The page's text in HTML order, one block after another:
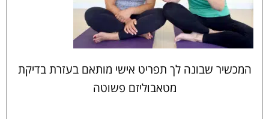
המכשיר שבונה לך תפריט אישי מותאם בעזרת בדיקת
מטאבוליזם פשוטה